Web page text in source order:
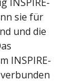
sie für
und die
INSPIRE-